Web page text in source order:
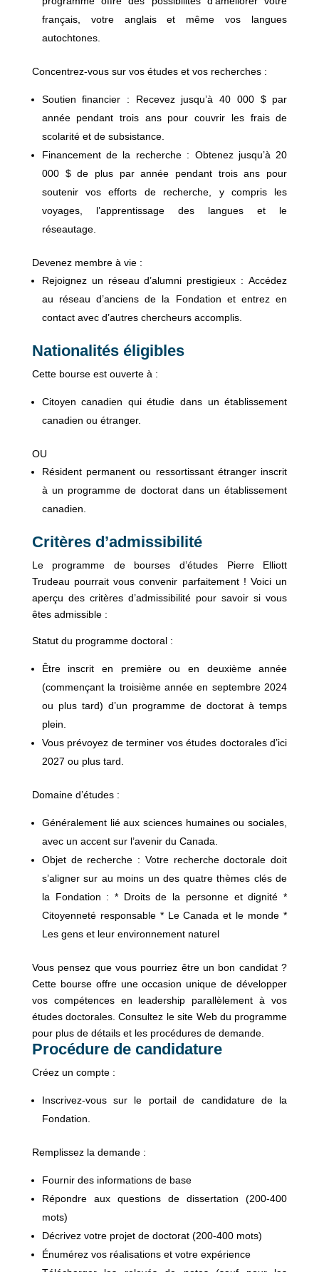
français, votre anglais et même vos langues
autochtones.
Concentrez-vous sur vos études et vos recherches :
Soutien financier : Recevez jusqu’à 40 000 $ par
année pendant trois ans pour couvrir les frais de
scolarité et de subsistance.
Financement de la recherche : Obtenez jusqu’à 20
000 $ de plus par année pendant trois ans pour
soutenir vos efforts de recherche, y compris les
voyages, l’apprentissage des langues et le
réseautage.
Devenez membre à vie :
Rejoignez un réseau d’alumni prestigieux : Accédez
au réseau d’anciens de la Fondation et entrez en
contact avec d’autres chercheurs accomplis.
Nationalités éligibles
Cette bourse est ouverte à :
Citoyen canadien qui étudie dans un établissement
canadien ou étranger.
OU
Résident permanent ou ressortissant étranger inscrit
à un programme de doctorat dans un établissement
canadien.
Critères d’admissibilité
Le programme de bourses d’études Pierre Elliott
Trudeau pourrait vous convenir parfaitement ! Voici un
aperçu des critères d’admissibilité pour savoir si vous
êtes admissible :
Statut du programme doctoral :
Être inscrit en première ou en deuxième année
(commençant la troisième année en septembre 2024
ou plus tard) d’un programme de doctorat à temps
plein.
Vous prévoyez de terminer vos études doctorales d’ici
2027 ou plus tard.
Domaine d’études :
Généralement lié aux sciences humaines ou sociales,
avec un accent sur l’avenir du Canada.
Objet de recherche : Votre recherche doctorale doit
s’aligner sur au moins un des quatre thèmes clés de
la Fondation : * Droits de la personne et dignité *
Citoyenneté responsable * Le Canada et le monde *
Les gens et leur environnement naturel
Vous pensez que vous pourriez être un bon candidat ?
Cette bourse offre une occasion unique de développer
vos compétences en leadership parallèlement à vos
études doctorales. Consultez le site Web du programme
pour plus de détails et les procédures de demande.
Procédure de candidature
Créez un compte :
Inscrivez-vous sur le portail de candidature de la
Fondation.
Remplissez la demande :
Fournir des informations de base
Répondre aux questions de dissertation (200-400
mots)
Décrivez votre projet de doctorat (200-400 mots)
Énumérez vos réalisations et votre expérience